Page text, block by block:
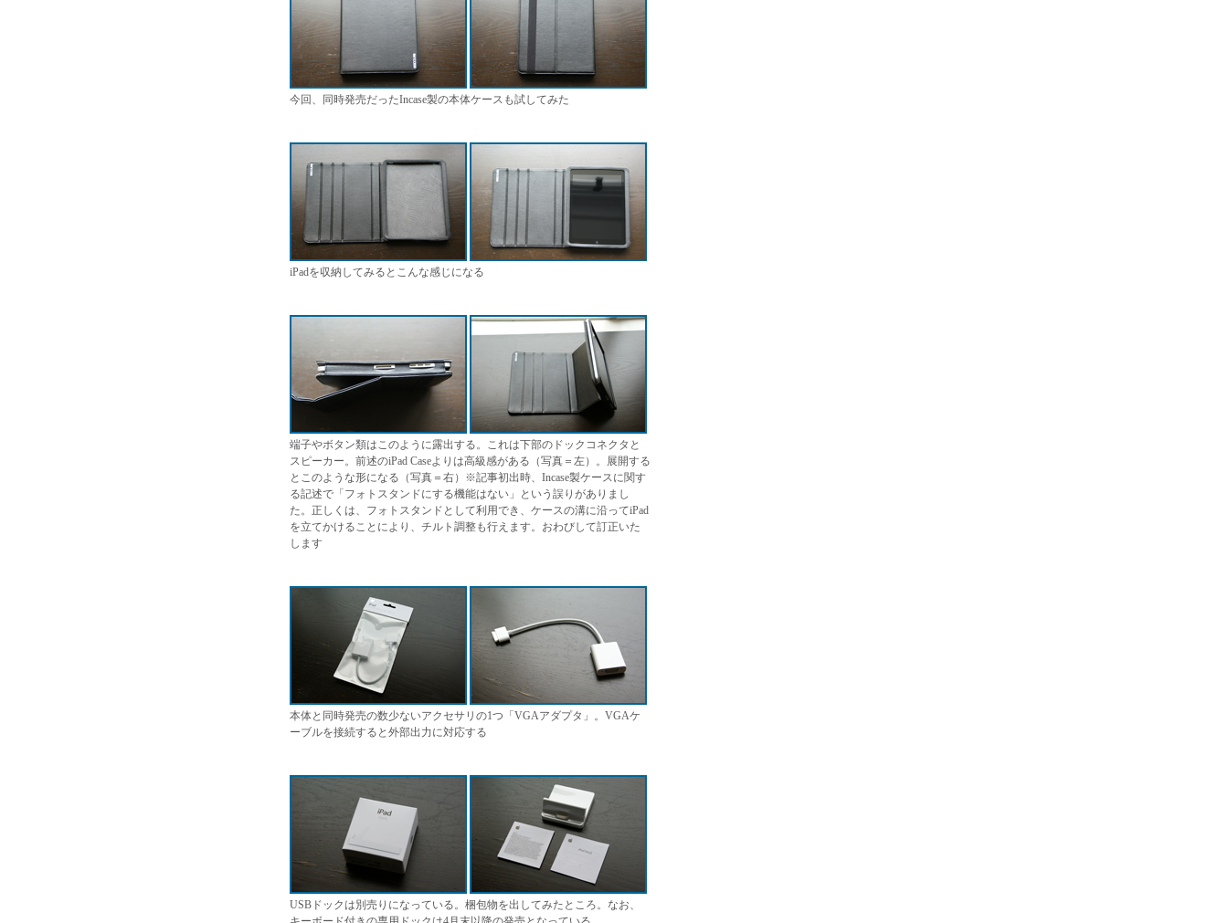
今回、同時発売だったIncase製の本体ケースも試してみた
iPadを収納してみるとこんな感じになる
端子やボタン類はこのように露出する。これは下部のドックコネクタと
スピーカー。前述のiPad Caseよりは高級感がある（写真＝左）。展開する
とこのような形になる（写真＝右）※記事初出時、Incase製ケースに関す
る記述で「フォトスタンドにする機能はない」という誤りがありまし
た。正しくは、フォトスタンドとして利用でき、ケースの溝に沿ってiPad
を立てかけることにより、チルト調整も行えます。おわびして訂正いた
します
本体と同時発売の数少ないアクセサリの1つ「VGAアダプタ」。VGAケ
ーブルを接続すると外部出力に対応する
USBドックは別売りになっている。梱包物を出してみたところ。なお、